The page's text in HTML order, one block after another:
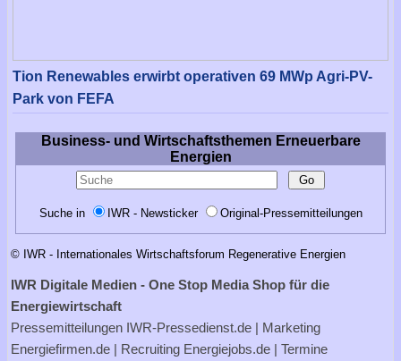
Tion Renewables erwirbt operativen 69 MWp Agri-PV-
Park von FEFA
Business- und Wirtschaftsthemen Erneuerbare
Energien
Suche in IWR - Newsticker Original-Pressemitteilungen
© IWR - Internationales Wirtschaftsforum Regenerative Energien
IWR Digitale Medien - One Stop Media Shop für die
Energiewirtschaft
Pressemitteilungen IWR-Pressedienst.de | Marketing
Energiefirmen.de | Recruiting Energiejobs.de | Termine